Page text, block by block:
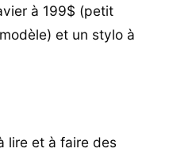
à 199$ (petit
et un stylo à
lire et à faire des